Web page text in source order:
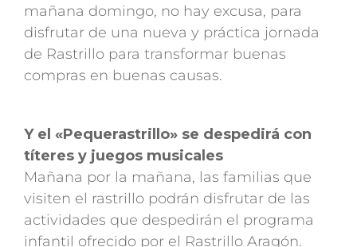
mañana domingo, no hay excusa, para
disfrutar de una nueva y práctica jornada
de Rastrillo para transformar buenas
compras en buenas causas.
Y el «Pequerastrillo» se despedirá con
títeres y juegos musicales
Mañana por la mañana, las familias que
visiten el rastrillo podrán disfrutar de las
actividades que despedirán el programa
infantil ofrecido por el Rastrillo Aragón.